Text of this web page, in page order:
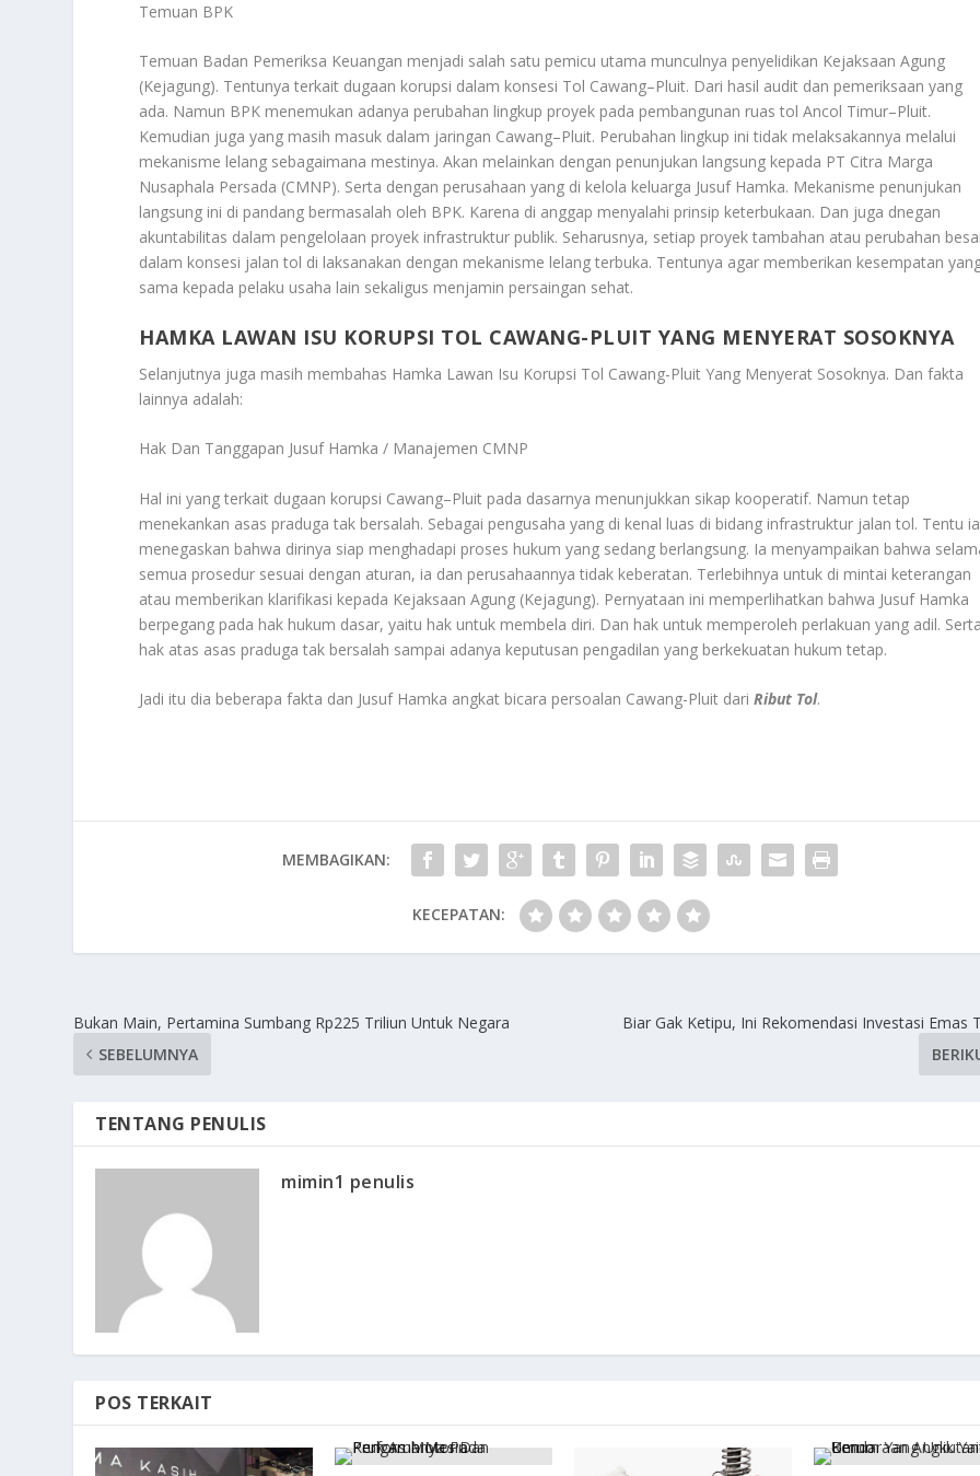
Temuan BPK
Temuan Badan Pemeriksa Keuangan menjadi salah satu pemicu utama munculnya penyelidikan Kejaksaan Agung
(Kejagung). Tentunya terkait dugaan korupsi dalam konsesi Tol Cawang–Pluit. Dari hasil audit dan pemeriksaan yang
ada. Namun BPK menemukan adanya perubahan lingkup proyek pada pembangunan ruas tol Ancol Timur–Pluit.
Kemudian juga yang masih masuk dalam jaringan Cawang–Pluit. Perubahan lingkup ini tidak melaksakannya melalui
mekanisme lelang sebagaimana mestinya. Akan melainkan dengan penunjukan langsung kepada PT Citra Marga
Nusaphala Persada (CMNP). Serta dengan perusahaan yang di kelola keluarga Jusuf Hamka. Mekanisme penunjukan
langsung ini di pandang bermasalah oleh BPK. Karena di anggap menyalahi prinsip keterbukaan. Dan juga dnegan
akuntabilitas dalam pengelolaan proyek infrastruktur publik. Seharusnya, setiap proyek tambahan atau perubahan
dalam konsesi jalan tol di laksanakan dengan mekanisme lelang terbuka. Tentunya agar memberikan kesempatan
sama kepada pelaku usaha lain sekaligus menjamin persaingan sehat.
HAMKA LAWAN ISU KORUPSI TOL CAWANG-PLUIT YANG MENYERAT SOSOKNYA
Selanjutnya juga masih membahas Hamka Lawan Isu Korupsi Tol Cawang-Pluit Yang Menyerat Sosoknya. Dan fakta
lainnya adalah:
Hak Dan Tanggapan Jusuf Hamka / Manajemen CMNP
Hal ini yang terkait dugaan korupsi Cawang–Pluit pada dasarnya menunjukkan sikap kooperatif. Namun tetap
menekankan asas praduga tak bersalah. Sebagai pengusaha yang di kenal luas di bidang infrastruktur jalan tol. Tentu ia
menegaskan bahwa dirinya siap menghadapi proses hukum yang sedang berlangsung. Ia menyampaikan bahwa
semua prosedur sesuai dengan aturan, ia dan perusahaannya tidak keberatan. Terlebihnya untuk di mintai keterangan
atau memberikan klarifikasi kepada Kejaksaan Agung (Kejagung). Pernyataan ini memperlihatkan bahwa Jusuf Hamka
berpegang pada hak hukum dasar, yaitu hak untuk membela diri. Dan hak untuk memperoleh perlakuan yang adil.
hak atas asas praduga tak bersalah sampai adanya keputusan pengadilan yang berkekuatan hukum tetap.
Jadi itu dia beberapa fakta dan Jusuf Hamka angkat bicara persoalan Cawang-Pluit dariRibut Tol.
MEMBAGIKAN:
KECEPATAN:
Bukan Main, Pertamina Sumbang Rp225 Triliun Untuk Negara
SEBELUMNYA
Biar Gak Ketipu, Ini Rekomendasi Investasi Emas
TENTANG PENULIS
mimin1 penulis
POS TERKAIT